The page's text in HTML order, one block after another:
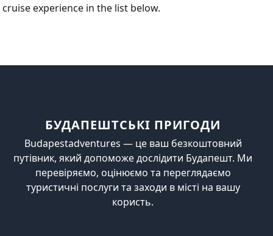
cruise experience in the list below.
БУДАПЕШТСЬКІ ПРИГОДИ
Budapestadventures — це ваш безкоштовний
путівник, який допоможе дослідити Будапешт. Ми
перевіряємо, оцінюємо та переглядаємо
туристичні послуги та заходи в місті на вашу
користь.